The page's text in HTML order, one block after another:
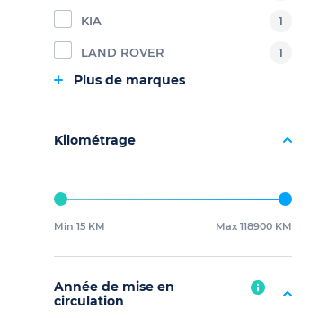
KIA 1
LAND ROVER 1
Plus de marques
Kilométrage
Min 15 KM Max 118900 KM
Année de mise en
circulation